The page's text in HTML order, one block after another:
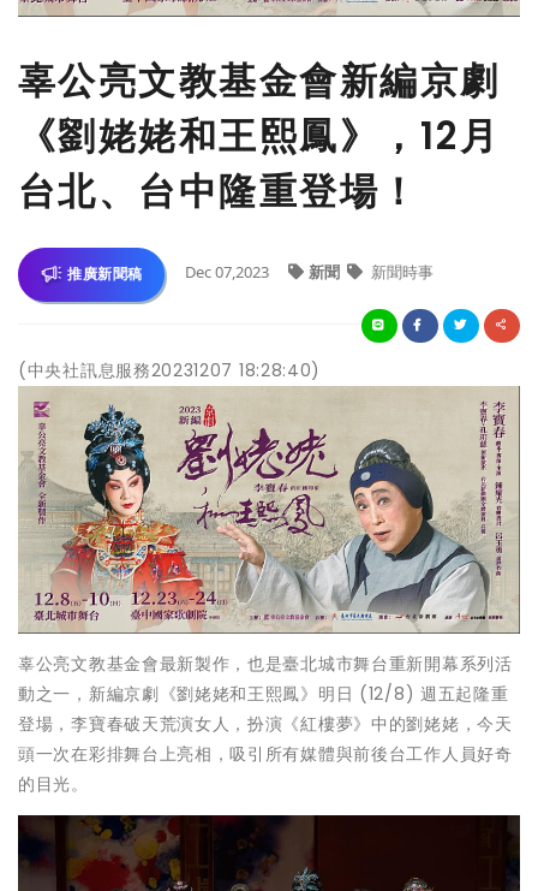
辜公亮文教基金會新編京劇
《劉姥姥和王熙鳳》，12月
台北、台中隆重登場！
推廣新聞稿 Dec 07,2023 新聞 新聞時事
(中央社訊息服務20231207 18:28:40)
辜公亮文教基金會最新製作，也是臺北城市舞台重新開幕系列活
動之一，新編京劇《劉姥姥和王熙鳳》明日 (12/8) 週五起隆重
登場，李寶春破天荒演女人，扮演《紅樓夢》中的劉姥姥，今天
頭一次在彩排舞台上亮相，吸引所有媒體與前後台工作人員好奇
的目光。